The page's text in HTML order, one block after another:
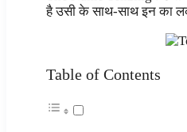
है उसी के साथ-साथ इन का
Table of Contents